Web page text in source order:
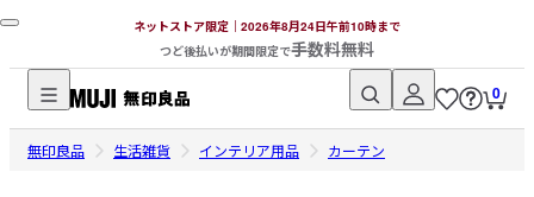
ネットストア限定｜2026年8月24日午前10時まで
つど後払いが期間限定で手数料無料
無
印
0
無印良品 生活雑貨 インテリア用品 カーテン